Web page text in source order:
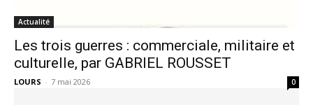
Actualité
Les trois guerres : commerciale, militaire et
culturelle, par GABRIEL ROUSSET
LOURS - 7 mai 2026 0